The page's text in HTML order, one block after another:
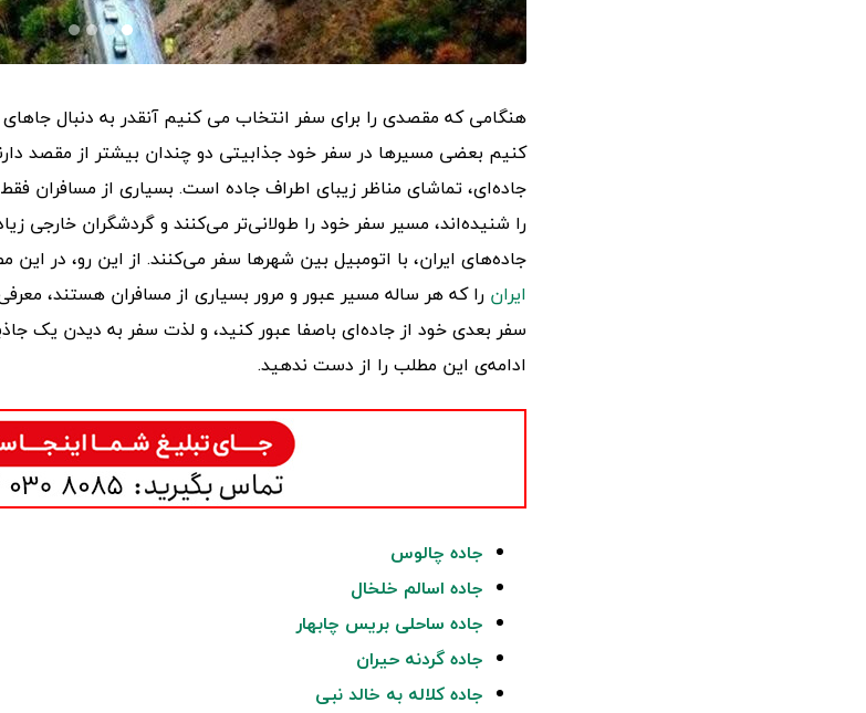
هنگامی که مقصدی را برای سفر انتخاب می کنیم آنقدر به دنبال
کنیم بعضی مسیرها در سفر خود جذابیتی دو چندان بیشتر از مقصد
جاده‌ای، تماشای مناظر زیبای اطراف جاده است. بسیاری از مسافران
را شنیده‌اند، مسیر سفر خود را طولانی‌تر می‌کنند و گردشگران خارجی
جاده‌های ایران، با اتومبیل بین شهرها سفر می‌کنند. از این رو، در این
ایران را که هر ساله مسیر عبور و مرور بسیاری از مسافران هستند،
سفر بعدی خود از جاده‌ای باصفا عبور کنید، و لذت سفر به دیدن یک
ادامه‌ی این مطلب را از دست ندهید.
جاده چالوس
جاده اسالم خلخال
جاده ساحلی بریس چابهار
جاده گردنه حیران
جاده کلاله به خالد نبی